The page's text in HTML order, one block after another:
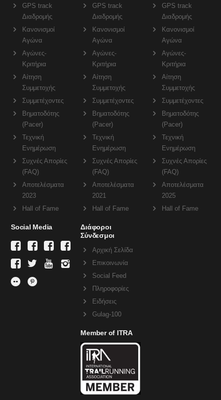
GPS track
Διαδρομής
Κανονισμοί
Αγώνα
Αγώνες-
Κριτήρια
Αίτηση
Συμμετοχής
Συμμετέχοντες
Βηματοδότης
(Pacer)
Τεχνική
Ενημέρωση
Συχνές Απορίες
(FAQ)
Αποτελέσματα
2023
Hall of Fame
GPS track
Διαδρομής
Κανονισμοί
Αγώνα
Αγώνες-
Κριτήρια
Αίτηση
Συμμετοχής
Συμμετέχοντες
Βηματοδότης
(Pacer)
Τεχνική
Ενημέρωση
Συχνές Απορίες
(FAQ)
Αποτελέσματα
2021
Hall of Fame
GPS track
Διαδρομής
Κανονισμοί
Αγώνα
Αγώνες-
Κριτήρια
Αίτηση
Συμμετοχής
Συμμετέχοντες
Βηματοδότης
(Pacer)
Τεχνική
Ενημέρωση
Συχνές Απορίες
(FAQ)
Αποτελέσματα
2025
Hall of Fame
Social Media
Διάφοροι
Σύνδεσμοι
Αρχική Σελίδα
Επικοινωνία
Social Feed
Πληροφορίες
Ειδήσεις
Gulag-100
Member of ITRA